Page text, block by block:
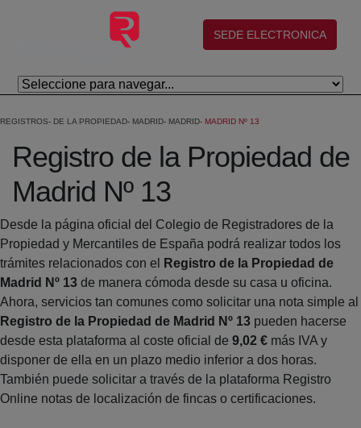
Saltar al contenido principal
(abre en nueva ventana)
SEDE ELECTRONICA
REGISTROS DE LA PROPIEDAD MADRID MADRID MADRID Nº 13
Registro de la Propiedad de
Madrid Nº 13
Desde la página oficial del Colegio de Registradores de la
Propiedad y Mercantiles de España podrá realizar todos los
trámites relacionados con el
Registro de la Propiedad de
Madrid Nº 13 de manera cómoda desde su casa u oficina.
Ahora, servicios tan comunes como solicitar una nota simple al
Registro de la Propiedad de Madrid Nº 13 pueden hacerse
desde esta plataforma al coste oficial de 9,02 € más IVA y
disponer de ella en un plazo medio inferior a dos horas.
También puede solicitar a través de la plataforma Registro
Online notas de localización de fincas o certificaciones.